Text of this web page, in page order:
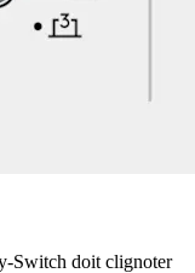
Switch doit clignoter